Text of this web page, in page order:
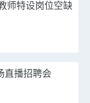
师特设岗位空缺
直播招聘会